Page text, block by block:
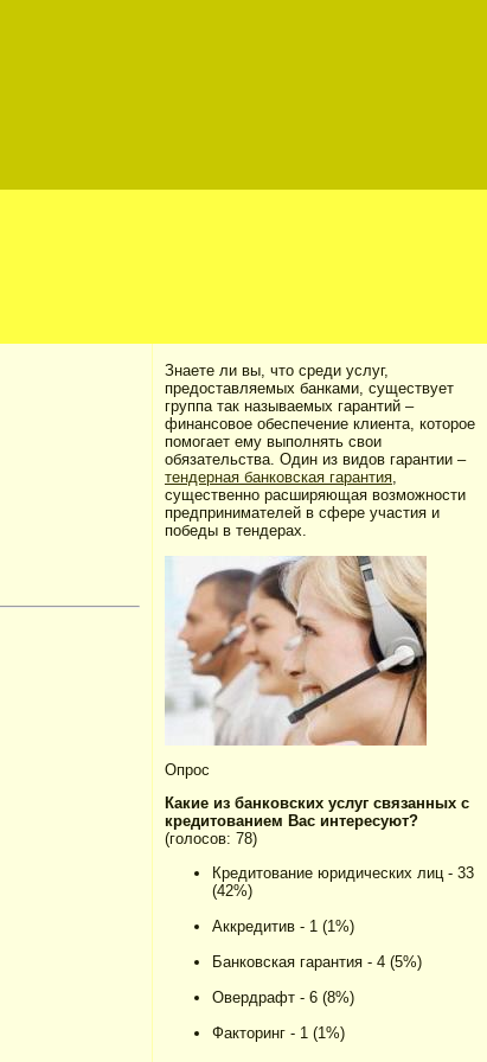
Знаете ли вы, что среди услуг,
предоставляемых банками, существует
группа так называемых гарантий –
финансовое обеспечение клиента, которое
помогает ему выполнять свои
обязательства. Один из видов гарантии –
тендерная банковская гарантия,
существенно расширяющая возможности
предпринимателей в сфере участия и
победы в тендерах.
Опрос
Какие из банковских услуг связанных с
кредитованием Вас интересуют?
(голосов: 78)
Кредитование юридических лиц - 33
(42%)
Аккредитив - 1 (1%)
Банковская гарантия - 4 (5%)
Овердрафт - 6 (8%)
Факторинг - 1 (1%)